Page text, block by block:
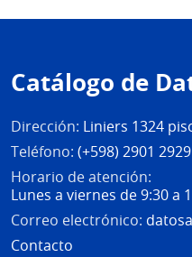
de
página
Catálogo de
Dirección: Liniers 1324
Teléfono: (+598) 2901 2929
Horario de atención:
Lunes a viernes de 9:30 a
Correo electrónico:
Contacto